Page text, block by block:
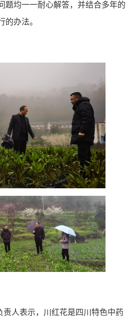
题均一一耐心解答，并结合多年的
的办法。
人表示，川红花是四川特色中药